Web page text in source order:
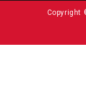
Copyright